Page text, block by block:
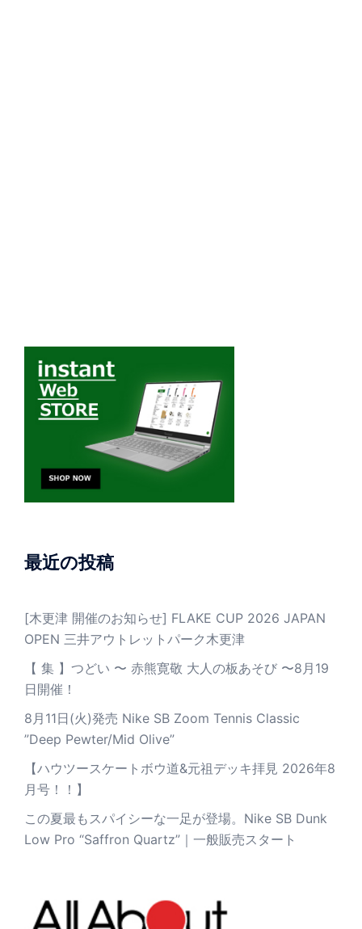
最近の投稿
[木更津 開催のお知らせ] FLAKE CUP 2026 JAPAN
OPEN 三井アウトレットパーク木更津
【 集 】つどい 〜 赤熊寛敬 大人の板あそび 〜8月19
日開催！
8月11日(火)発売 Nike SB Zoom Tennis Classic
”Deep Pewter/Mid Olive”
【ハウツースケートボウ道&元祖デッキ拝見 2026年8
月号！！】
この夏最もスパイシーな一足が登場。Nike SB Dunk
Low Pro “Saffron Quartz”｜一般販売スタート